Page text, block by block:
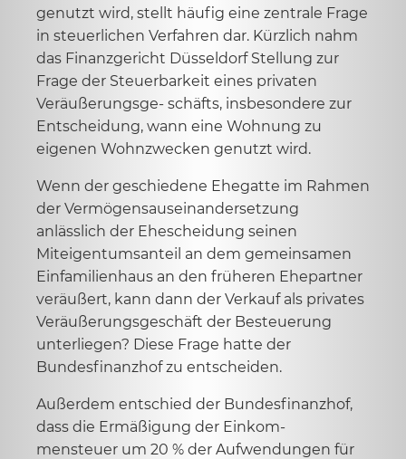
genutzt wird, stellt häufig eine zentrale Frage
in steuerlichen Verfahren dar. Kürzlich nahm
das Finanzgericht Düsseldorf Stellung zur
Frage der Steuerbarkeit eines privaten
Veräußerungsge- schäfts, insbesondere zur
Entscheidung, wann eine Wohnung zu
eigenen Wohnzwecken genutzt wird.
Wenn der geschiedene Ehegatte im Rahmen
der Vermögensauseinandersetzung
anlässlich der Ehescheidung seinen
Miteigentumsanteil an dem gemeinsamen
Einfamilienhaus an den früheren Ehepartner
veräußert, kann dann der Verkauf als privates
Veräußerungsgeschäft der Besteuerung
unterliegen? Diese Frage hatte der
Bundesfinanzhof zu entscheiden.
Außerdem entschied der Bundesfinanzhof,
dass die Ermäßigung der Einkom-
mensteuer um 20 % der Aufwendungen für